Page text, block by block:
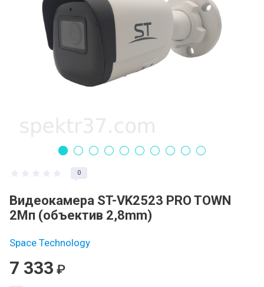
0
Видеокамера ST-VK2523 PRO TOWN
2Мп (объектив 2,8mm)
Space Technology
7 333 ₽